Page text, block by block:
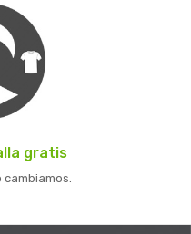
gratis